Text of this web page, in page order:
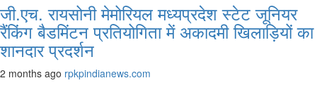
जी.एच. रायसोनी मेमोरियल मध्यप्रदेश स्टेट जूनियर
रैंकिंग बैडमिंटन प्रतियोगिता में अकादमी खिलाड़ियों का
शानदार प्रदर्शन
2 months ago rpkpindianews.com